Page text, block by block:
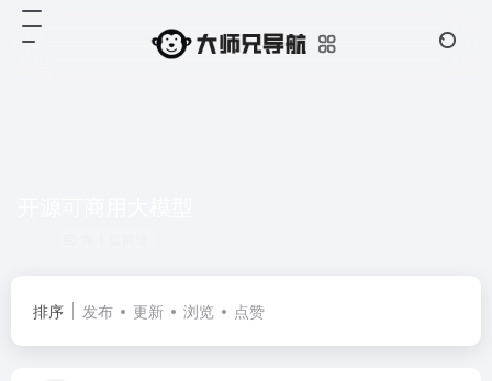
排序 发布 更新 浏览 点赞